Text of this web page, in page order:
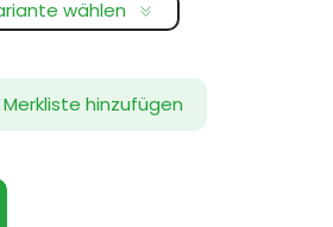
wählen
Merkliste hinzufügen